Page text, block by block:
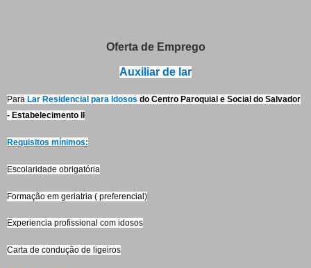
Oferta de Emprego
Auxiliar de lar
Para Lar Residencial para Idosos do Centro Paroquial e Social do Salvador
- Estabelecimento II
Requisitos mínimos:
Escolaridade obrigatória
Formação em geriatria ( preferencial)
Experiencia profissional com idosos
Carta de condução de ligeiros